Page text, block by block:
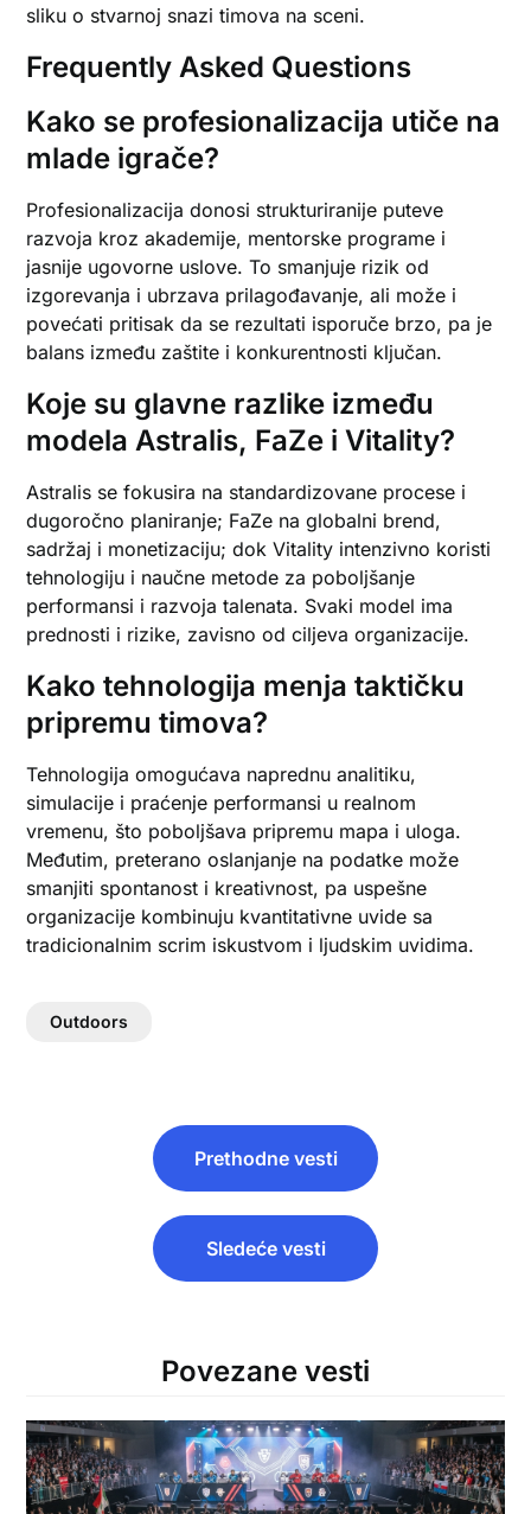
sliku o stvarnoj snazi timova na sceni.
Frequently Asked Questions
Kako se profesionalizacija utiče na
mlade igrače?
Profesionalizacija donosi strukturiranije puteve
razvoja kroz akademije, mentorske programe i
jasnije ugovorne uslove. To smanjuje rizik od
izgorevanja i ubrzava prilagođavanje, ali može i
povećati pritisak da se rezultati isporuče brzo, pa je
balans između zaštite i konkurentnosti ključan.
Koje su glavne razlike između
modela Astralis, FaZe i Vitality?
Astralis se fokusira na standardizovane procese i
dugoročno planiranje; FaZe na globalni brend,
sadržaj i monetizaciju; dok Vitality intenzivno koristi
tehnologiju i naučne metode za poboljšanje
performansi i razvoja talenata. Svaki model ima
prednosti i rizike, zavisno od ciljeva organizacije.
Kako tehnologija menja taktičku
pripremu timova?
Tehnologija omogućava naprednu analitiku,
simulacije i praćenje performansi u realnom
vremenu, što poboljšava pripremu mapa i uloga.
Međutim, preterano oslanjanje na podatke može
smanjiti spontanost i kreativnost, pa uspešne
organizacije kombinuju kvantitativne uvide sa
tradicionalnim scrim iskustvom i ljudskim uvidima.
Outdoors
navigation
Prethodne vesti
Sledeće vesti
Povezane vesti